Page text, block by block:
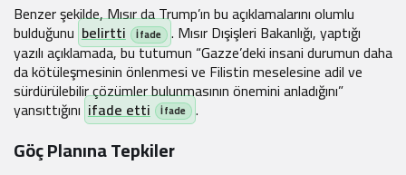
Benzer şekilde, Mısır da Trump’ın bu açıklamalarını olumlu
bulduğunu belirtti . Mısır Dışişleri Bakanlığı, yaptığı
yazılı açıklamada, bu tutumun “Gazze’deki insani durumun daha
da kötüleşmesinin önlenmesi ve Filistin meselesine adil ve
sürdürülebilir çözümler bulunmasının önemini anladığını”
yansıttığını ifade etti .
Göç Planına Tepkiler